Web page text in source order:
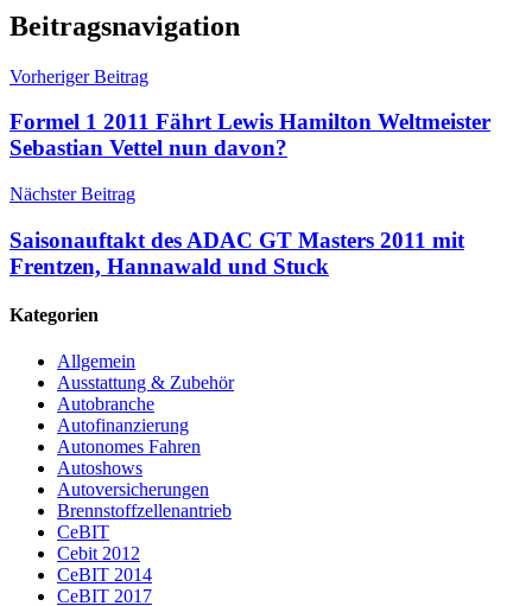
Beitragsnavigation
Vorheriger Beitrag
Formel 1 2011 Fährt Lewis Hamilton Weltmeister
Sebastian Vettel nun davon?
Nächster Beitrag
Saisonauftakt des ADAC GT Masters 2011 mit
Frentzen, Hannawald und Stuck
Kategorien
Allgemein
Ausstattung & Zubehör
Autobranche
Autofinanzierung
Autonomes Fahren
Autoshows
Autoversicherungen
Brennstoffzellenantrieb
CeBIT
Cebit 2012
CeBIT 2014
CeBIT 2017